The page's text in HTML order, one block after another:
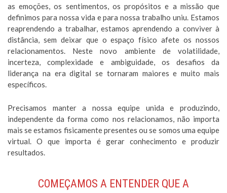
as emoções, os sentimentos, os propósitos e a missão que
definimos para nossa vida e para nossa trabalho uniu. Estamos
reaprendendo a trabalhar, estamos aprendendo a conviver à
distância, sem deixar que o espaço físico afete os nossos
relacionamentos. Neste novo ambiente de volatilidade,
incerteza, complexidade e ambiguidade, os desafios da
liderança na era digital se tornaram maiores e muito mais
específicos.
Precisamos manter a nossa equipe unida e produzindo,
independente da forma como nos relacionamos, não importa
mais se estamos fisicamente presentes ou se somos uma equipe
virtual. O que importa é gerar conhecimento e produzir
resultados.
COMEÇAMOS A ENTENDER QUE A